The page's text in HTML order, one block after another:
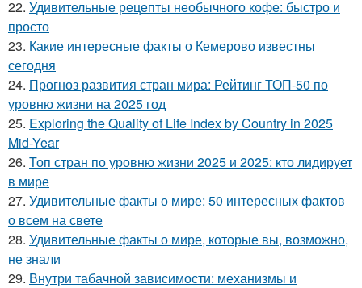
22. Удивительные рецепты необычного кофе: быстро и
просто
23. Какие интересные факты о Кемерово известны
сегодня
24. Прогноз развития стран мира: Рейтинг ТОП-50 по
уровню жизни на 2025 год
25. Exploring the Quality of Life Index by Country in 2025
Mid-Year
26. Топ стран по уровню жизни 2025 и 2025: кто лидирует
в мире
27. Удивительные факты о мире: 50 интересных фактов
о всем на свете
28. Удивительные факты о мире, которые вы, возможно,
не знали
29. Внутри табачной зависимости: механизмы и